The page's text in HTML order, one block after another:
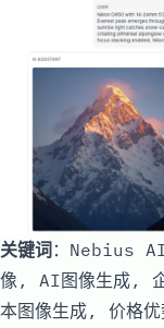
关键词：Nebius
像, AI图像生成,
本图像生成, 价格